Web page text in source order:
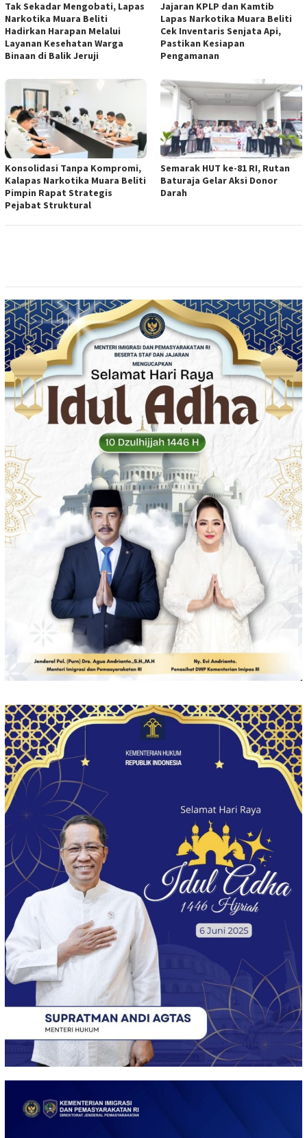
Tak Sekadar Mengobati, Lapas
Narkotika Muara Beliti
Hadirkan Harapan Melalui
Layanan Kesehatan Warga
Binaan di Balik Jeruji
Jajaran KPLP dan Kamtib
Lapas Narkotika Muara Beliti
Cek Inventaris Senjata Api,
Pastikan Kesiapan
Pengamanan
Konsolidasi Tanpa Kompromi,
Kalapas Narkotika Muara Beliti
Pimpin Rapat Strategis
Pejabat Struktural
Semarak HUT ke-81 RI, Rutan
Baturaja Gelar Aksi Donor
Darah